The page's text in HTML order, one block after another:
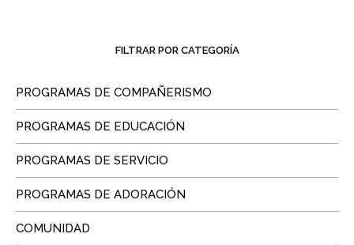
FILTRAR POR CATEGORÍA
PROGRAMAS DE COMPAÑERISMO
PROGRAMAS DE EDUCACIÓN
PROGRAMAS DE SERVICIO
PROGRAMAS DE ADORACIÓN
COMUNIDAD